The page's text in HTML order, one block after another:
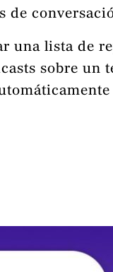
de
una lista de
sobre